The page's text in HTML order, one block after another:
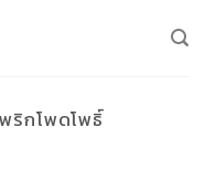
ริกโพดโพธิ์